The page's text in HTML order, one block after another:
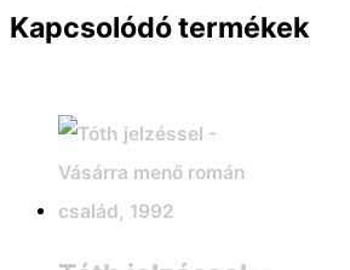
Kapcsolódó termékek